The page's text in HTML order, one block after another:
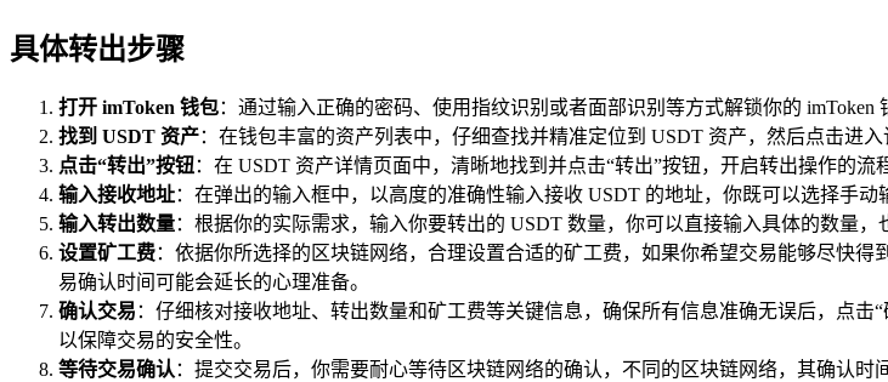
具体转出步骤
打开 imToken 钱包：通过输入正确的密码、使用指纹识别或者面部识别等方式解锁你的 imToken
找到 USDT 资产：在钱包丰富的资产列表中，仔细查找并精准定位到 USDT 资产，然后点击进入
点击“转出”按钮：在 USDT 资产详情页面中，清晰地找到并点击“转出”按钮，开启转出操作的流
输入接收地址：在弹出的输入框中，以高度的准确性输入接收 USDT 的地址，你既可以选择手
输入转出数量：根据你的实际需求，输入你要转出的 USDT 数量，你可以直接输入具体的数量，
设置矿工费：依据你所选择的区块链网络，合理设置合适的矿工费，如果你希望交易能够尽快
易确认时间可能会延长的心理准备。
确认交易 ：仔细核对接收地址、转出数量和矿工费等关键信息，确保所有信息准确无误后，点
以保障交易的安全性。
等待交易确认：提交交易后，你需要耐心等待区块链网络的确认，不同的区块链网络，其确认